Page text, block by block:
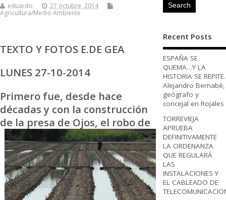
eduardo
27 octubre, 2014
Agricultura/Medio Ambiente
TEXTO Y FOTOS E.DE GEA
LUNES 27-10-2014
Primero fue, desde hace
décadas y con la construcción
de la presa de Ojos, el robo de
Recent Posts
ESPAÑA SE
QUEMA…Y LA
HISTORIA SE REPITE.
Alejandro Bernabé,
geógrafo y
concejal en Rojales
TORREVIEJA
APRUEBA
DEFINITIVAMENTE
LA ORDENANZA
QUE REGULARÁ
LAS
INSTALACIONES Y
EL CABLEADO DE